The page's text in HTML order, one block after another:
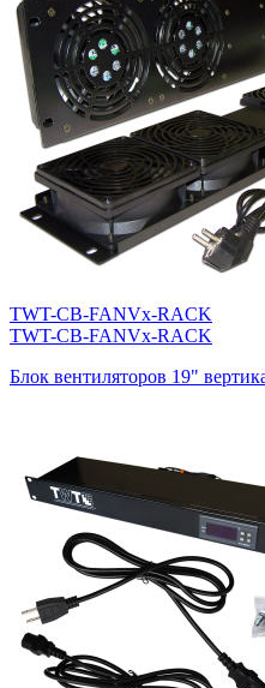
TWT-CB-FANVx-RACK
TWT-CB-FANVx-RACK
Блок вентиляторов 19"